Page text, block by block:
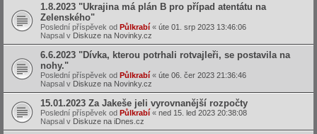
1.8.2023 "Ukrajina má plán B pro případ atentátu na
Zelenského"
Poslední příspěvek od Půlkrabí « úte 01. srp 2023 13:46:06
Napsal v Diskuze na Novinky.cz
6.6.2023 "Dívka, kterou potrhali rotvajleři, se postavila na
nohy."
Poslední příspěvek od Půlkrabí « úte 06. čer 2023 21:36:46
Napsal v Diskuze na Novinky.cz
15.01.2023 Za Jakeše jeli vyrovnanější rozpočty
Poslední příspěvek od Půlkrabí « ned 15. led 2023 20:38:08
Napsal v Diskuze na iDnes.cz